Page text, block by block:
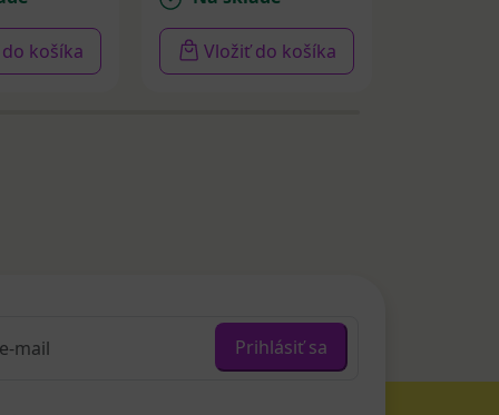
košíka Vložiť do košíka
Prihlásiť sa